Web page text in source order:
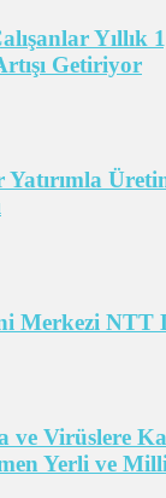
Getiriyor
Merkezi NTT
ve Virüslere
Yerli ve